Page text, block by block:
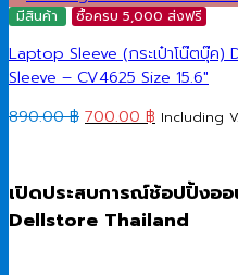
มีสินค้า ซื้อครบ 5,000 ส่งฟรี
Laptop Sleeve (กระเป๋าโน๊ตบุ๊ค)
Sleeve – CV4625 Size 15.6″
890.00฿ Original
890.00 ฿.
700.00฿ Current
700.00 ฿.
Including
เปิดประสบการณ์ช้อปปิ้งอ
Dellstore Thailand